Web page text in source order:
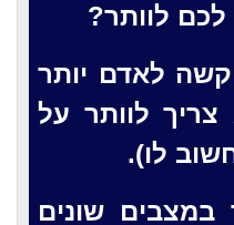
לוותר?
לאדם יותר
צריך לוותר על
לו).
במצבים שונים